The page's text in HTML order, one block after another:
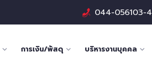
044-056103-4
การเงิน/พัสดุ บริหารงานบุคคล